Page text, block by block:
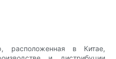
расположенная в Китае,